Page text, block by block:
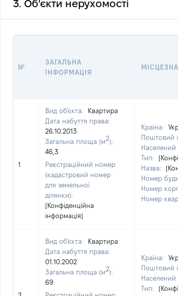
3. Об'єкти нерухомості
№
ЗАГАЛЬНА
ІНФОРМАЦІЯ
1
Вид об'єкта:
Квартира
Дата набуття права:
26.10.2013
Загальна площа (м2):
46,3
Реєстраційний номер
(кадастровий номер
для земельної
ділянки):
[Конфіденційна
інформація]
Країна:
Поштовий
Населений
Тип:
Назва:
Номер
Номер
Номер
Вид об'єкта:
Квартира
Дата набуття права:
01.10.2002
Загальна площа (м2):
69
Країна:
Поштовий
Населений
Тип: